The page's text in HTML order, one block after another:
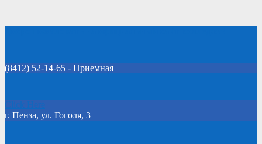
(8412) 52-14-65 - Приемная
Click Here
г. Пенза, ул. Гоголя, 3